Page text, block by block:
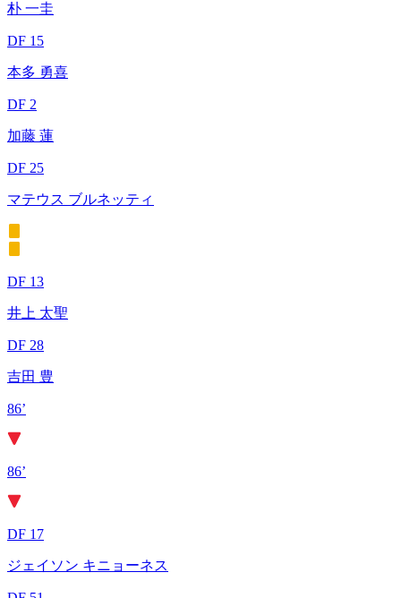
朴 一圭
DF 15
本多 勇喜
DF 2
加藤 蓮
DF 25
マテウス ブルネッティ
DF 13
井上 太聖
DF 28
吉田 豊
86’
86’
DF 17
ジェイソン キニョーネス